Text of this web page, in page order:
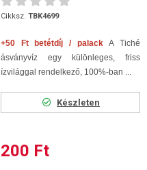
Cikksz. TBK4699
+50 Ft betétdíj / palackA Tiché
ásványvíz egy különleges, friss
ízvilággal rendelkező, 100%-ban ...
Készleten
200 Ft